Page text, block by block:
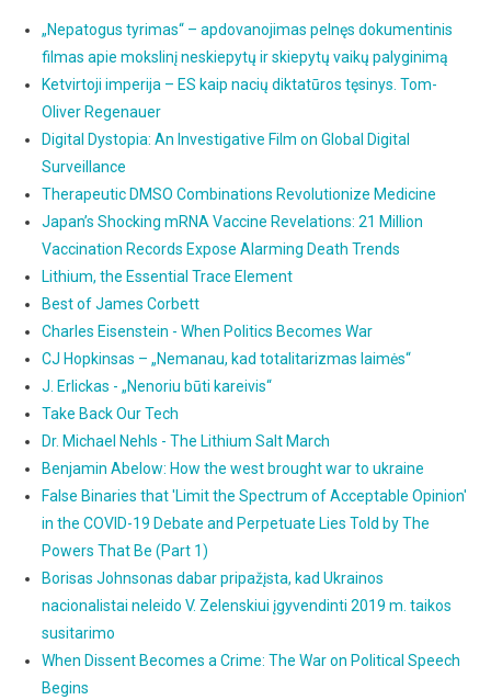
„Nepatogus tyrimas“ – apdovanojimas pelnęs dokumentinis
filmas apie mokslinį neskiepytų ir skiepytų vaikų palyginimą
Ketvirtoji imperija – ES kaip nacių diktatūros tęsinys. Tom-
Oliver Regenauer
Digital Dystopia: An Investigative Film on Global Digital
Surveillance
Therapeutic DMSO Combinations Revolutionize Medicine
Japan’s Shocking mRNA Vaccine Revelations: 21 Million
Vaccination Records Expose Alarming Death Trends
Lithium, the Essential Trace Element
Best of James Corbett
Charles Eisenstein - When Politics Becomes War
CJ Hopkinsas – „Nemanau, kad totalitarizmas laimės“
J. Erlickas - „Nenoriu būti kareivis“
Take Back Our Tech
Dr. Michael Nehls - The Lithium Salt March
Benjamin Abelow: How the west brought war to ukraine
False Binaries that 'Limit the Spectrum of Acceptable Opinion'
in the COVID-19 Debate and Perpetuate Lies Told by The
Powers That Be (Part 1)
Borisas Johnsonas dabar pripažįsta, kad Ukrainos
nacionalistai neleido V. Zelenskiui įgyvendinti 2019 m. taikos
susitarimo
When Dissent Becomes a Crime: The War on Political Speech
Begins